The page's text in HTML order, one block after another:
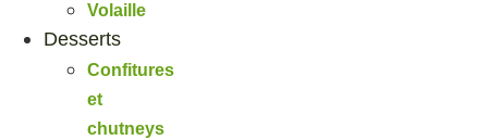
Volaille
Desserts
Confitures
et
chutneys